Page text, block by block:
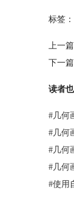
标签：
上一
下一
读者
#几何
#几何
#几何
#几何
#使用